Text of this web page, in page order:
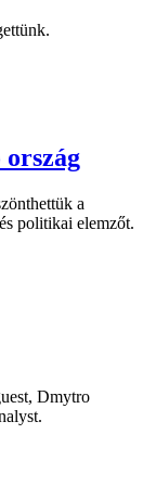
a
politikai elemzőt.
Dmytro